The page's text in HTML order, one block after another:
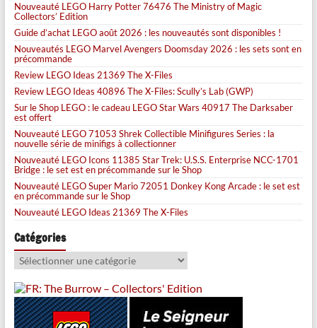
Nouveauté LEGO Harry Potter 76476 The Ministry of Magic
Collectors’ Edition
Guide d’achat LEGO août 2026 : les nouveautés sont disponibles !
Nouveautés LEGO Marvel Avengers Doomsday 2026 : les sets sont en
précommande
Review LEGO Ideas 21369 The X-Files
Review LEGO Ideas 40896 The X-Files: Scully’s Lab (GWP)
Sur le Shop LEGO : le cadeau LEGO Star Wars 40917 The Darksaber
est offert
Nouveauté LEGO 71053 Shrek Collectible Minifigures Series : la
nouvelle série de minifigs à collectionner
Nouveauté LEGO Icons 11385 Star Trek: U.S.S. Enterprise NCC-1701
Bridge : le set est en précommande sur le Shop
Nouveauté LEGO Super Mario 72051 Donkey Kong Arcade : le set est
en précommande sur le Shop
Nouveauté LEGO Ideas 21369 The X-Files
Catégories
Catégories